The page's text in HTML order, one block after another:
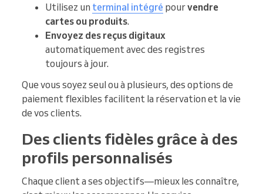
Utilisez un terminal intégré pourvendre
cartes ou produits.
Envoyez des reçus digitaux
automatiquement avec des registres
toujours à jour.
Que vous soyez seul ou à plusieurs, des options de
paiement flexibles facilitent la réservation et la vie
de vos clients.
Des clients fidèles grâce à des
profils personnalisés
Chaque client a ses objectifs—mieux les connaître,